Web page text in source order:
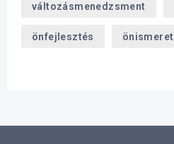
változásmenedzsment
önfejlesztés önismeret